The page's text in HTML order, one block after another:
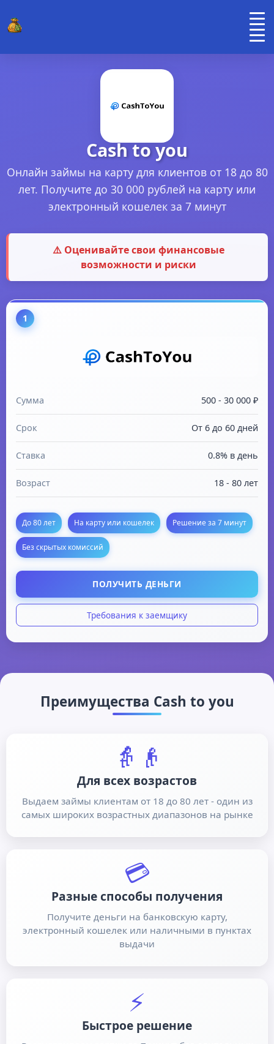
Cash to you
Онлайн займы на карту для клиентов от 18 до 80
лет. Получите до 30 000 рублей на карту или
электронный кошелек за 7 минут
⚠️ Оценивайте свои финансовые
возможности и риски
1
Сумма 500 - 30 000 ₽
Срок От 6 до 60 дней
Ставка 0.8% в день
Возраст 18 - 80 лет
До 80 лет На карту или кошелек Решение за 7 минут
Без скрытых комиссий
ПОЛУЧИТЬ ДЕНЬГИ
Требования к заемщику
Возраст: от 18 до 80 лет
Электронная почта и мобильный телефон
Действующая банковская карта или электронный
Преимущества Cash to you
👵👴
Для всех возрастов
Выдаем займы клиентам от 18 до 80 лет - один из
самых широких возрастных диапазонов на рынке
💳
Разные способы получения
Получите деньги на банковскую карту,
электронный кошелек или наличными в пунктах
выдачи
⚡
Быстрое решение